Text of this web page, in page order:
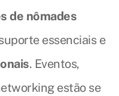
de nômades
essenciais e
. Eventos,
estão se